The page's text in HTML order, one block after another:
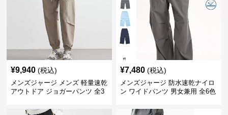
¥9,940 (税込)
メンズジャージ メンズ 軽量速乾
アウトドア ジョガーパンツ 全3
¥7,480 (税込)
メンズジャージ 防水速乾ナイロ
ン ワイドパンツ 男女兼用 全6色